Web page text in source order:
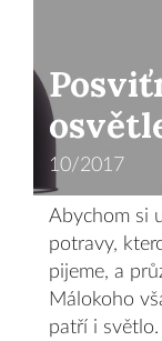
10/2017
Abychom si
potravy,
pijeme, a
Málokoho
patří i